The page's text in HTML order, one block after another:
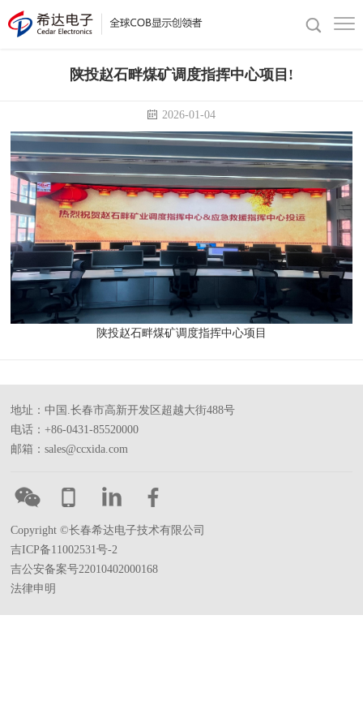
陕投赵石畔煤矿调度指挥中心项目!
2026-01-04
陕投赵石畔煤矿调度指挥中心项目
地址：中国.长春市高新开发区超越大街488号
电话：+86-0431-85520000
邮箱：sales@ccxida.com
Copyright ©长春希达电子技术有限公司
吉ICP备11002531号-2
吉公安备案号22010402000168
法律申明